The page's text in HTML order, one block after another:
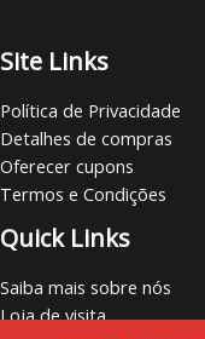
Site Links
Política de Privacidade
Detalhes de compras
Oferecer cupons
Termos e Condições
Quick Links
Saiba mais sobre nós
Loja de visita